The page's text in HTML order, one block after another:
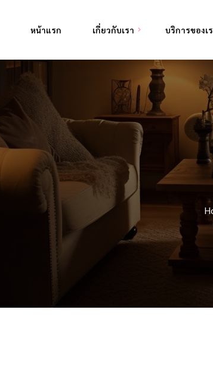
หน้าแรก เกี่ยวกับเรา
บทความน่าสนใจ
บริการของเ
ดูแลผู้สูงอายุ
ดูแลผู้ป่วยพักฟื้นหลังผ่าตั
ดูแลผู้ป่วยติดเตียง